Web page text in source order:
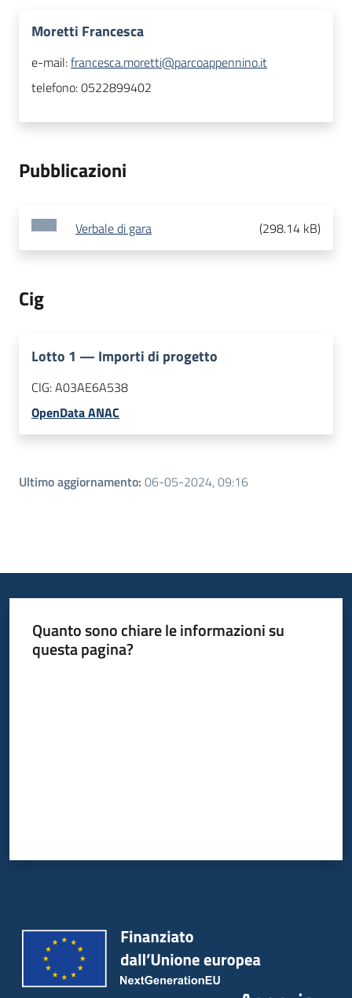
Moretti Francesca
e-mail:francesca.moretti@parcoappennino.it
telefono:0522899402
Pubblicazioni
Verbale di gara (298.14 kB)
Cig
Lotto 1 — Importi di progetto
CIG:A03AE6A538
OpenData ANAC
Ultimo aggiornamento: 06-05-2024, 09:16
Quanto sono chiare le informazioni su
questa pagina?